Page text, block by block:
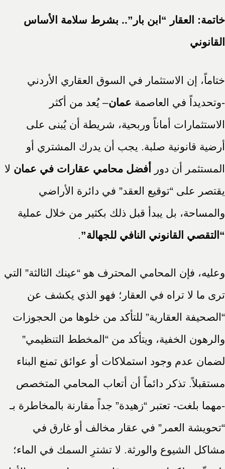
خاتمة: العقار “ابن بار”.. بشرط سلامة الأساس
القانوني
ختاماً، إن الاستثمار في السوق العقاري الأردني
-وتحديداً في العاصمة عمان– يُعد من أكثر
الاستثمارات أماناً وربحية، شريطة أن يُبنى على
أرضية قانونية صلبة. يجب أن يدرك المشتري أو
المستثمر أن دور
أفضل محامي عقارات في عمان لا
يقتصر على “توقيع العقد” في دائرة الأراضي
والمساحة، بل يبدأ قبل ذلك بكثير من خلال عملية
“التقصي القانوني النافي للجهالة”.
وعليه، فإن المحامي المحترف هو “عينك الثالثة” التي
ترى ما لا تراه في العقار؛ فهو الذي يكشف عن
“الصحيفة العقارية” للتأكد من خلوها من الحجوزات
والرهون الخفية، ويتأكد من “المخطط التنظيمي”
لضمان عدم وجود استملاكات أو عوائق تمنع البناء
مستقبلاً. تذكر دائماً أن أتعاب المحامي المتخصص
-مهما بلغت- تعتبر “زهيدة” جداً مقارنة بالمخاطرة بـ
“تحويشة العمر” في عقار مخالف أو غارق في
مشاكل الشيوع والورثة. لا تشترِ السمك في الماء؛